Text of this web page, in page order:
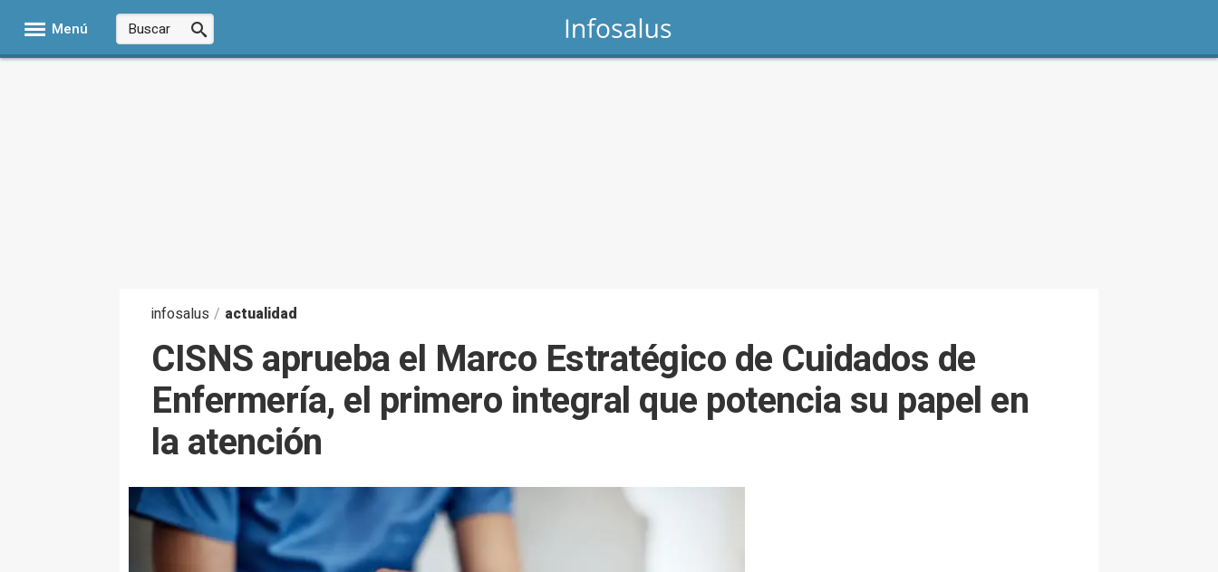
Menú
infosalus / actualidad
CISNS aprueba el Marco Estratégico de Cuidados de
Enfermería, el primero integral que potencia su papel en
la atención